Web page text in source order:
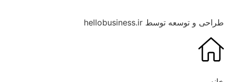
طراحی و توسعه توسط hellobusiness.ir